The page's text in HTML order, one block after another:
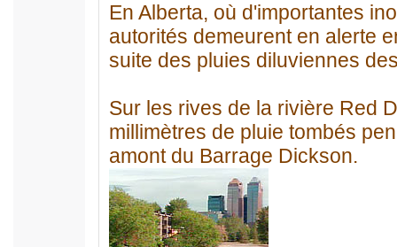
En Alberta, où d'importantes
autorités demeurent en alerte
suite des pluies diluviennes
Sur les rives de la rivière Red
millimètres de pluie tombés
amont du Barrage Dickson.